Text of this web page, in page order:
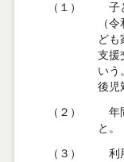
（１）
子
（
ども
支援
いう
後児
（２）
年
と。
（３）
利